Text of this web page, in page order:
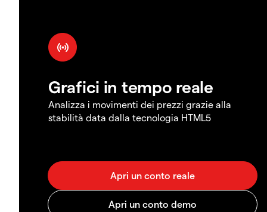
Grafici in tempo reale
Analizza i movimenti dei prezzi grazie alla
stabilità data dalla tecnologia HTML5